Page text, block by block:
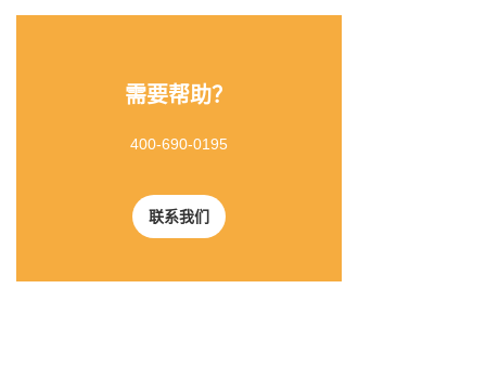
需要帮助？
400-690-0195
联系我们